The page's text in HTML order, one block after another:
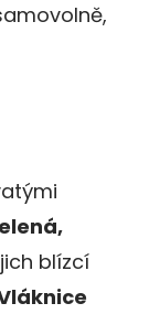
blízcí